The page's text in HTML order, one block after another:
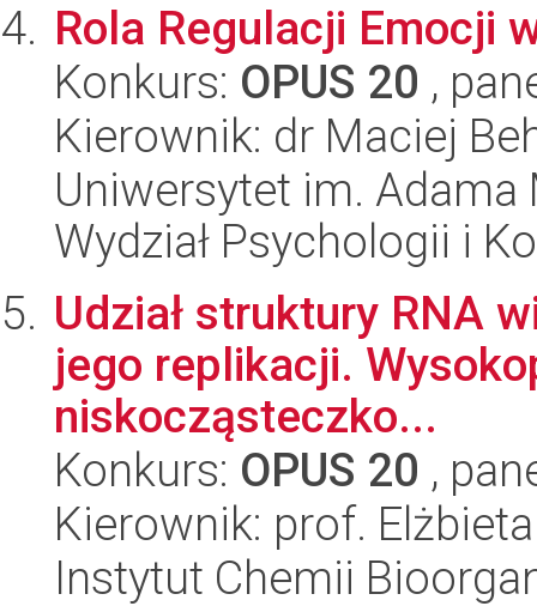
Rola Regulacji Emocji
Konkurs: OPUS 20 ,
Kierownik: dr Maciej
Uniwersytet im.
Wydział Psychologii i
Udział struktury RNA
jego replikacji.
niskocząsteczko...
Konkurs: OPUS 20 ,
Kierownik: prof.
Instytut Chemii